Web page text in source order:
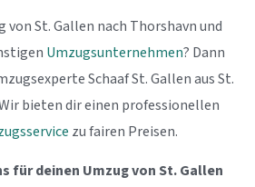
von St. Gallen nach Thorshavn und
Umzugsunternehmen? Dann
Schaaf St. Gallen aus St.
bieten dir einen professionellen
zu fairen Preisen.
für deinen Umzug von St. Gallen